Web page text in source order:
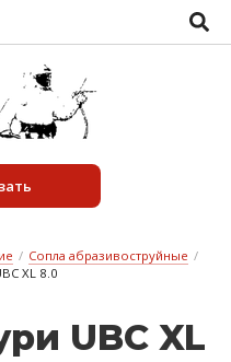
/ Сопла абразивоструйные /
XL 8.0
UBC XL